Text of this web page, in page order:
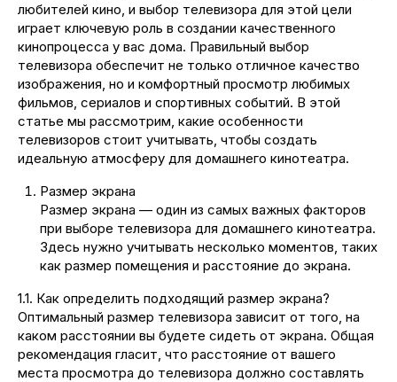
любителей кино, и выбор телевизора для этой цели
играет ключевую роль в создании качественного
кинопроцесса у вас дома. Правильный выбор
телевизора обеспечит не только отличное качество
изображения, но и комфортный просмотр любимых
фильмов, сериалов и спортивных событий. В этой
статье мы рассмотрим, какие особенности
телевизоров стоит учитывать, чтобы создать
идеальную атмосферу для домашнего кинотеатра.
Размер экрана
Размер экрана — один из самых важных факторов
при выборе телевизора для домашнего кинотеатра.
Здесь нужно учитывать несколько моментов, таких
как размер помещения и расстояние до экрана.
1.1. Как определить подходящий размер экрана?
Оптимальный размер телевизора зависит от того, на
каком расстоянии вы будете сидеть от экрана. Общая
рекомендация гласит, что расстояние от вашего
места просмотра до телевизора должно составлять